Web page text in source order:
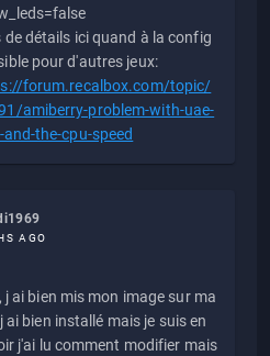
de détails ici quand à la config
pour d'autres jeux:
forum.recalbox.com/topic/
amiberry-problem-with-uae-
and-the-cpu-speed
AGO
j ai bien mis mon image sur ma
ai bien installé mais je suis en
j'ai lu comment modifier mais